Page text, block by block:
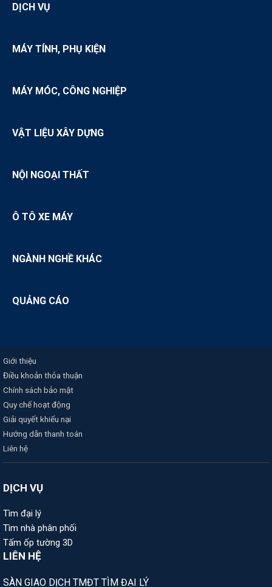
DỊCH VỤ
MÁY TÍNH, PHỤ KIỆN
MÁY MÓC, CÔNG NGHIỆP
VẬT LIỆU XÂY DỰNG
NỘI NGOẠI THẤT
Ô TÔ XE MÁY
NGÀNH NGHỀ KHÁC
QUẢNG CÁO
Giới thiệu
Điều khoản thỏa thuận
Chính sách bảo mật
Quy chế hoạt động
Giải quyết khiếu nại
Hướng dẫn thanh toán
Liên hệ
DỊCH VỤ
Tìm đại lý
Tìm nhà phân phối
Tấm ốp tường 3D
LIÊN HỆ
SÀN GIAO DỊCH TMĐT TÌM ĐẠI LÝ